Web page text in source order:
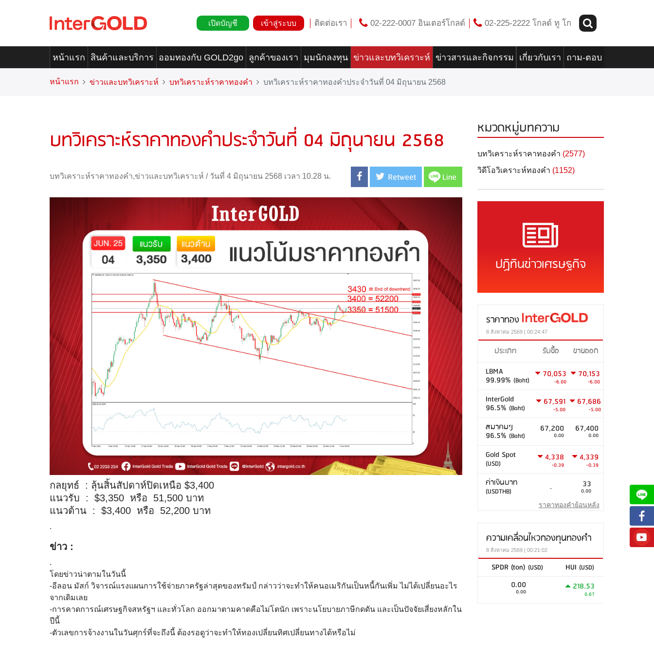
เปิดบัญชี เข้าสู่ระบบ ติดต่อเรา 02-222-0007 อินเตอร์โกลด์ 02-225-2222 โกลด์ ทู โก
หน้าแรก สินค้าและบริการ ออมทองกับ GOLD2go ลูกค้าของเรา มุมนักลงทุน ข่าวและบทวิเคราะห์ ข่าวสารและกิจกรรม เกี่ยวกับเรา ถาม-ตอบ
หน้าแรก ข่าวและบทวิเคราะห์ บทวิเคราะห์ราคาทองคำ บทวิเคราะห์ราคาทองคำประจำวันที่ 04 มิถุนายน 2568
บทวิเคราะห์ราคาทองคำประจำวันที่ 04 มิถุนายน 2568
บทวิเคราะห์ราคาทองคำ,ข่าวและบทวิเคราะห์ / วันที่ 4 มิถุนายน 2568 เวลา 10.28 น. Retweet Line
กลยุทธ์ : ลุ้นสิ้นสัปดาห์ปิดเหนือ $3,400
แนวรับ : $3,350 หรือ 51,500 บาท
แนวต้าน : $3,400 หรือ 52,200 บาท
.
ข่าว :
.
โดยข่าวน่าตามในวันนี้
-อีลอน มัสก์ วิจารณ์แรงแผนการใช้จ่ายภาครัฐล่าสุดของทรัมป์ กล่าวว่าจะทำให้คนอเมริกันเป็นหนี้กันเพิ่ม ไม่ได้เปลี่ยนอะไร
จากเดิมเลย
-การคาดการณ์เศรษฐกิจสหรัฐฯ และทั่วโลก ออกมาตามคาดคือไม่โตนัก เพราะนโยบายภาษีกดดัน และเป็นปัจจัยเสี่ยงหลักใน
ปีนี้
-ตัวเลขการจ้างงานในวันศุกร์ที่จะถึงนี้ ต้องรอดูว่าจะทำให้ทองเปลี่ยนทิศเปลี่ยนทางได้หรือไม่
หมวดหมู่บทความ
บทวิเคราะห์ราคาทองคำ (2577)
วิดีโอวิเคราะห์ทองคำ (1152)
ปฏิทินข่าวเศรษฐกิจ
ราคาทอง
8 สิงหาคม 2569 | 00:24:47
ประเภท รับซื้อ
ขายออก
LBMA
99.99% (Baht)
70,053
-6.00
70,153
-6.00
InterGold
96.5% (Baht)
67,591
-5.00
67,686
-5.00
สมาคมฯ
96.5% (Baht)
67,200
0.00
67,400
0.00
Gold Spot
(USD)
4,338
-0.39
4,339
-0.39
ค่าเงินบาท
(USDTHB) - 33
0.00
ราคาทองคำย้อนหลัง
ความเคลื่อนไหวกองทุนทองคำ
8 สิงหาคม 2569 | 00:21:02
SPDR (ton) (USD) HUI (USD)
0.00
0.00 218.53
0.67